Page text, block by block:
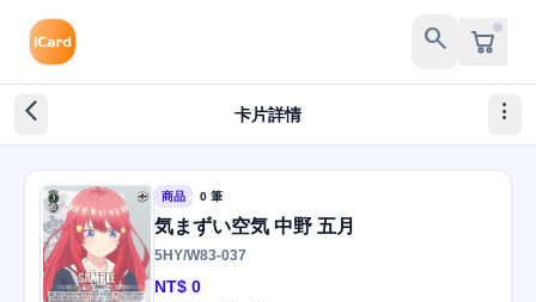
search
arrow_back_ios_new 卡片詳情 more_vert
商品 0 筆
気まずい空気 中野 五月
5HY/W83-037
NT$ 0